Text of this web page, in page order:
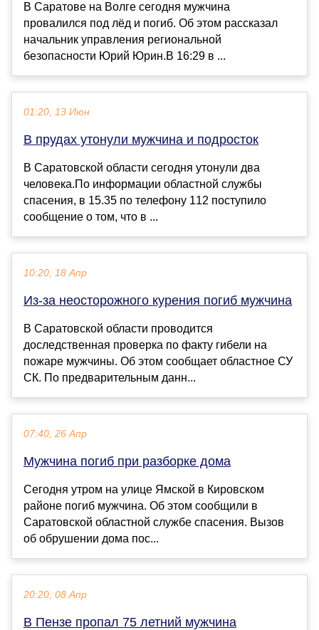
В Саратове на Волге сегодня мужчина
провалился под лёд и погиб. Об этом рассказал
начальник управления региональной
безопасности Юрий Юрин.В 16:29 в ...
01:20, 13 Июн
В прудах утонули мужчина и подросток
В Саратовской области сегодня утонули два
человека.По информации областной службы
спасения, в 15.35 по телефону 112 поступило
сообщение о том, что в ...
10:20, 18 Апр
Из-за неосторожного курения погиб мужчина
В Саратовской области проводится
доследственная проверка по факту гибели на
пожаре мужчины. Об этом сообщает областное СУ
СК. По предварительным данн...
07:40, 26 Апр
Мужчина погиб при разборке дома
Сегодня утром на улице Ямской в Кировском
районе погиб мужчина. Об этом сообщили в
Саратовской областной службе спасения. Вызов
об обрушении дома пос...
20:20, 08 Апр
В Пензе пропал 75 летний мужчина